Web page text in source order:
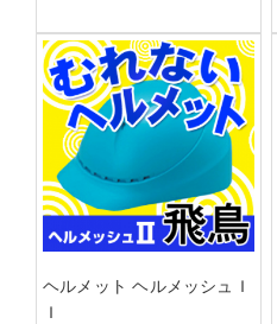
ヘルメット ヘルメッシュＩ
Ｉ